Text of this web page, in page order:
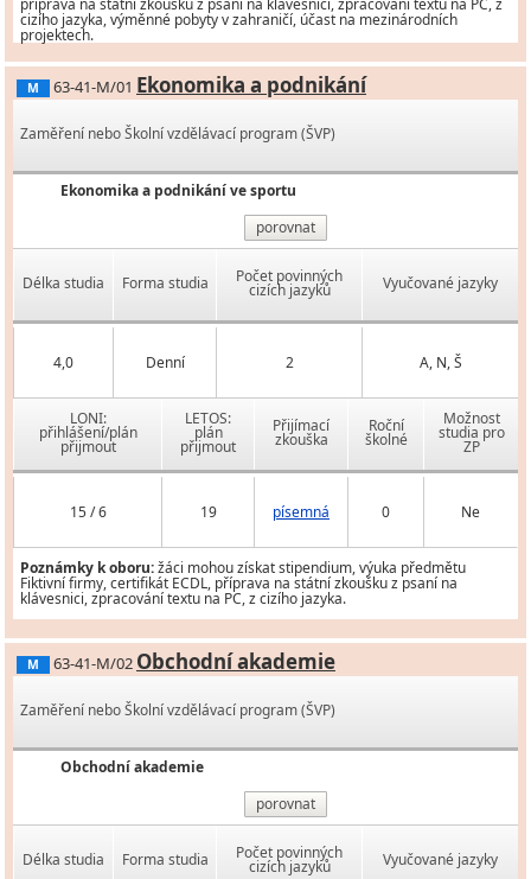
příprava na státní zkoušku z psaní na klávesnici, zpracování textu na PC, z
cizího jazyka, výměnné pobyty v zahraničí, účast na mezinárodních
projektech.
M 63-41-M/01 Ekonomika a podnikání
Zaměření nebo Školní vzdělávací program (ŠVP)
Ekonomika a podnikání ve sportu
porovnat
Délka studia Forma studia Počet povinných
cizích jazyků Vyučované jazyky
4,0 Denní 2 A, N, Š
LONI:
přihlášení/plán
přijmout
LETOS:
plán
přijmout
Přijímací
zkouška
Roční
školné
Možnost
studia pro
ZP
15 / 6 19 písemná 0 Ne
Poznámky k oboru:žáci mohou získat stipendium, výuka předmětu
Fiktivní firmy, certifikát ECDL, příprava na státní zkoušku z psaní na
klávesnici, zpracování textu na PC, z cizího jazyka.
M 63-41-M/02 Obchodní akademie
Zaměření nebo Školní vzdělávací program (ŠVP)
Obchodní akademie
porovnat
Délka studia Forma studia Počet povinných
cizích jazyků Vyučované jazyky